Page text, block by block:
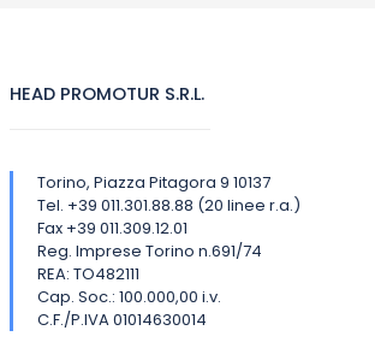
HEAD PROMOTUR S.R.L.
Torino, Piazza Pitagora 9 10137
Tel. +39 011.301.88.88 (20 linee r.a.)
Fax +39 011.309.12.01
Reg. Imprese Torino n.691/74
REA: TO482111
Cap. Soc.: 100.000,00 i.v.
C.F./P.IVA 01014630014